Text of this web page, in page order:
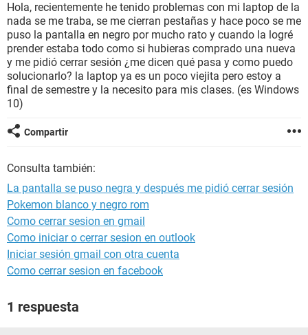
Hola, recientemente he tenido problemas con mi laptop de la
nada se me traba, se me cierran pestañas y hace poco se me
puso la pantalla en negro por mucho rato y cuando la logré
prender estaba todo como si hubieras comprado una nueva
y me pidió cerrar sesión ¿me dicen qué pasa y como puedo
solucionarlo? la laptop ya es un poco viejita pero estoy a
final de semestre y la necesito para mis clases. (es Windows
10)
Compartir
Consulta también:
La pantalla se puso negra y después me pidió cerrar sesión
Pokemon blanco y negro rom
Como cerrar sesion en gmail
Como iniciar o cerrar sesion en outlook
Iniciar sesión gmail con otra cuenta
Como cerrar sesion en facebook
1 respuesta